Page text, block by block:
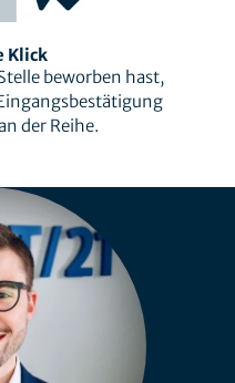
Klick
beworben hast,
der Reihe.